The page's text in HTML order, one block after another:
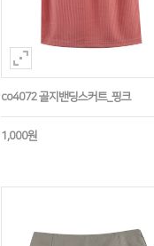
co4072 골지밴딩스커트_핑크
1,000원